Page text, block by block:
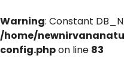
Warning: Constant
/home/
config.phpon line 83